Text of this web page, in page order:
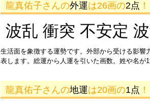
龍真佑子さんの外運は26画の2点 ！
波乱 衝突 不安定
生活面を象徴する運勢です。外部から受ける影
表します。総運から人運を引いた画数。姓や名が1
龍真佑子さんの地運は20画の1点 ！